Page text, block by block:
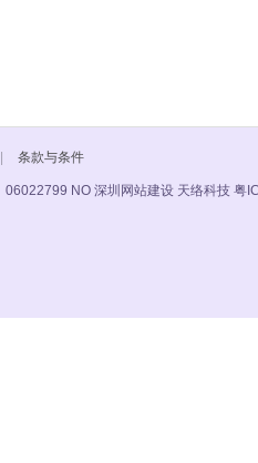
条款与条件
06022799 NO 深圳网站建设 天络科技 粤